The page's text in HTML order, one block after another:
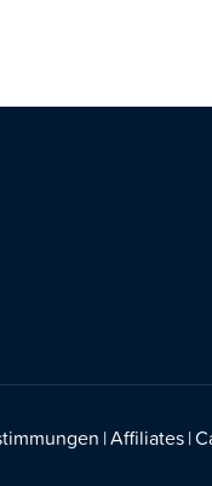
Affiliates